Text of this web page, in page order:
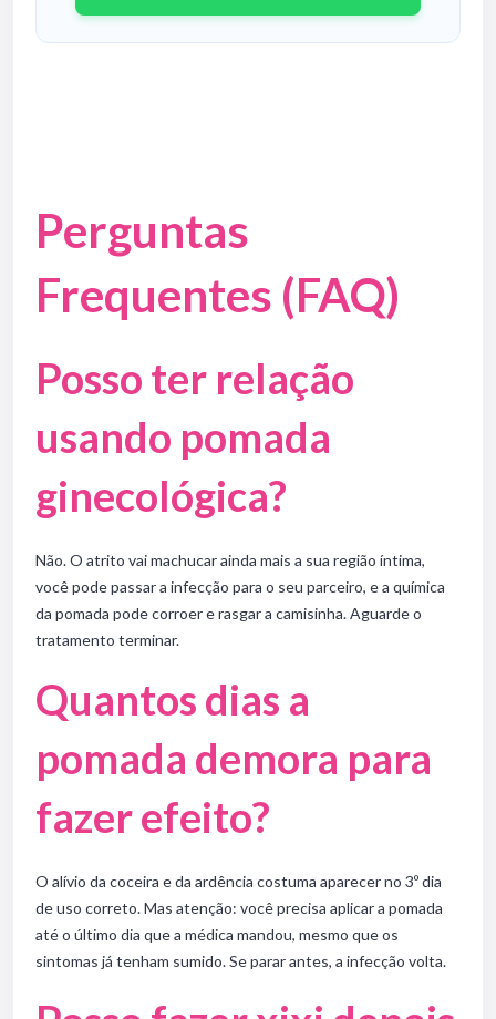
Perguntas
Frequentes (FAQ)
Posso ter relação
usando pomada
ginecológica?
Não. O atrito vai machucar ainda mais a sua região íntima,
você pode passar a infecção para o seu parceiro, e a química
da pomada pode corroer e rasgar a camisinha. Aguarde o
tratamento terminar.
Quantos dias a
pomada demora para
fazer efeito?
O alívio da coceira e da ardência costuma aparecer no 3º dia
de uso correto. Mas atenção: você precisa aplicar a pomada
até o último dia que a médica mandou, mesmo que os
sintomas já tenham sumido. Se parar antes, a infecção volta.